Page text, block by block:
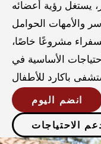
يستغل رؤية أعضائه
والأمهات الحوامل
مشروعًا خاصًا،
الأساسية في
انضم اليوم
الاحتياجات